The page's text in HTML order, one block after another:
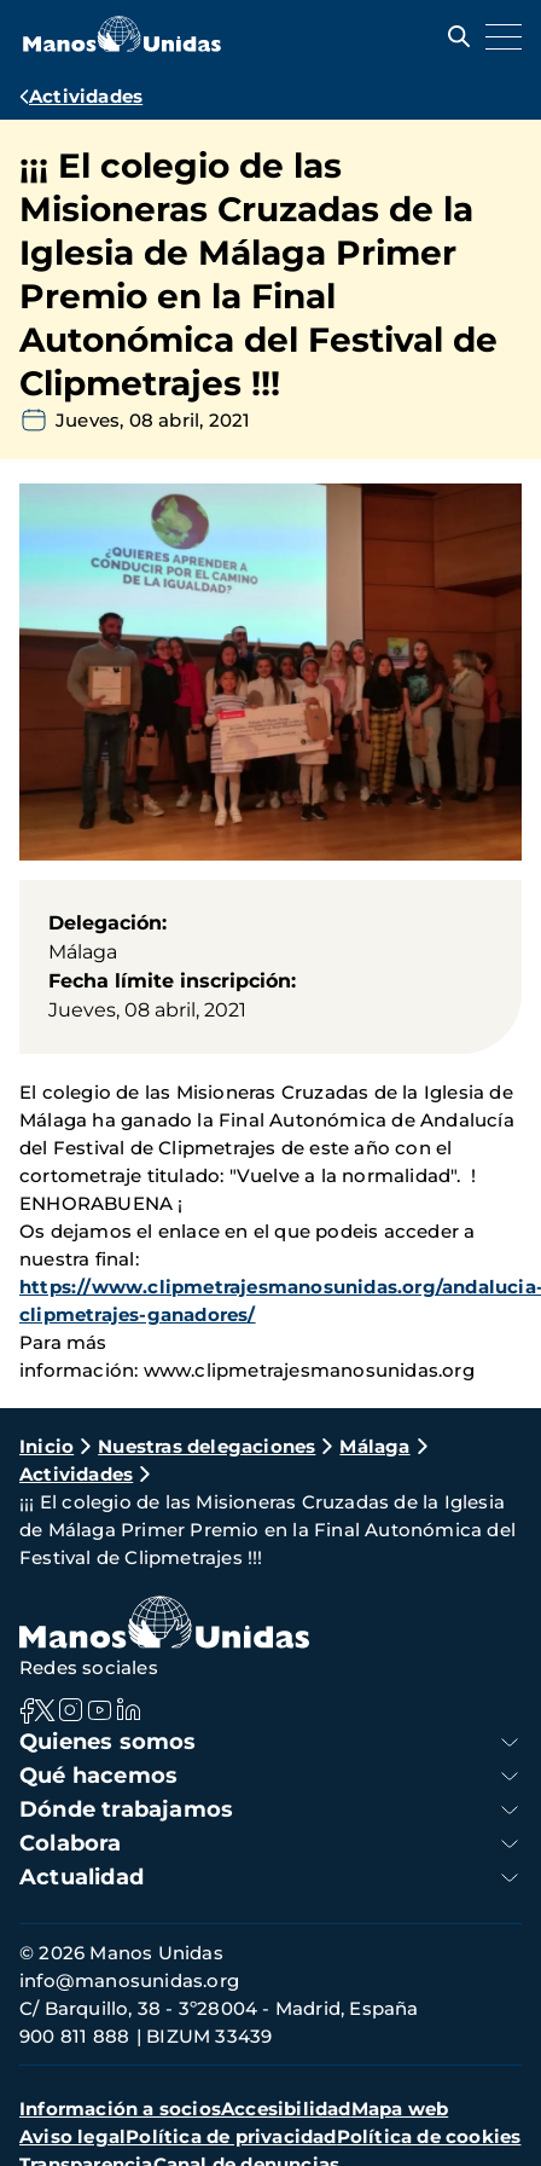
contenido
Ruta
navegación
Actividades
¡¡¡ El colegio de las
Misioneras Cruzadas de la
Iglesia de Málaga Primer
Premio en la Final
Autonómica del Festival de
Clipmetrajes !!!
Jueves, 08 abril, 2021
Delegación
Málaga
Fecha límite inscripción
Jueves, 08 abril, 2021
El colegio de las Misioneras Cruzadas de la Iglesia de
Málaga ha ganado la Final Autonómica de Andalucía
del Festival de Clipmetrajes de este año con el
cortometraje titulado: "Vuelve a la normalidad". !
ENHORABUENA ¡
Os dejamos el enlace en el que podeis acceder a
nuestra final:
https://www.clipmetrajesmanosunidas.org/
clipmetrajes-ganadores/
Para más
información: www.clipmetrajesmanosunidas.org
Ruta
de
navegación
Inicio Nuestras delegaciones
Málaga
Actividades
¡¡¡ El colegio de las Misioneras Cruzadas de la Iglesia
de Málaga Primer Premio en la Final Autonómica del
Festival de Clipmetrajes !!!
Navegación
principal
Quienes somos
Qué hacemos
Dónde trabajamos
Colabora
Actualidad
Redes sociales
Información
de
contacto
© 2026 Manos Unidas
C/ Barquillo, 38 - 3º28004 - Madrid, España
900 811 888
BIZUM 33439
info@manosunidas.org
Menú
secundario
Información a sociosAccesibilidadMapa web
Aviso legalPolítica de privacidadPolítica de cookies